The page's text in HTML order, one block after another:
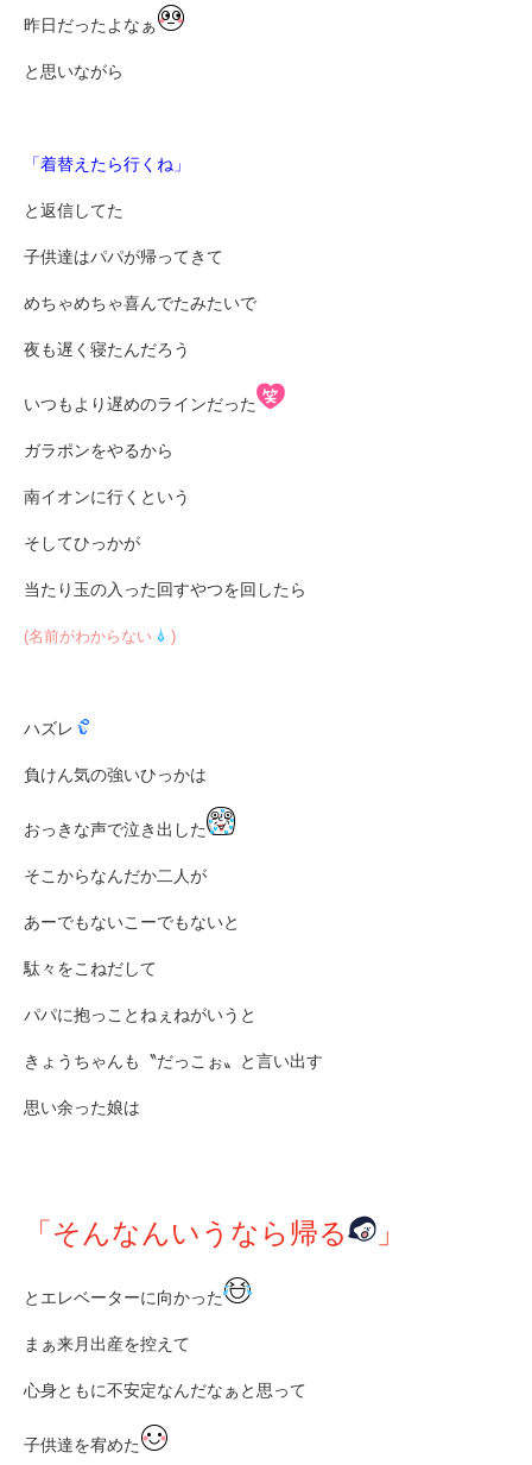
昨日だったよなぁ
と思いながら
「着替えたら行くね」
と返信してた
子供達はパパが帰ってきて
めちゃめちゃ喜んでたみたいで
夜も遅く寝たんだろう
いつもより遅めのラインだった
ガラポンをやるから
南イオンに行くという
そしてひっかが
当たり玉の入った回すやつを回したら
(名前がわからない )
ハズレ
負けん気の強いひっかは
おっきな声で泣き出した
そこからなんだか二人が
あーでもないこーでもないと
駄々をこねだして
パパに抱っことねぇねがいうと
きょうちゃんも〝だっこぉ〟と言い出す
思い余った娘は
「そんなんいうなら帰る 」
とエレベーターに向かった
まぁ来月出産を控えて
心身ともに不安定なんだなぁと思って
子供達を宥めた